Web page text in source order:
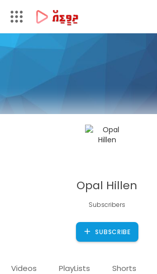
Opal Hillen
Subscribers
SUBSCRIBE
Videos PlayLists Shorts